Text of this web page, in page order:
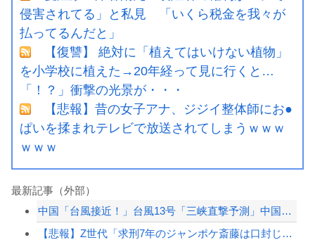
侵害されてる」と私見 「いくら税金を我々が
払ってるんだと」
【復讐】 絶対に「植えてはいけない植物」
を小学校に植えた→20年経って見に行くと…
「！？」衝撃の光景が・・・
【悲報】昔の女子アナ、ジジイ整体師にお●
ぱいを揉まれテレビで放送されてしまうｗｗｗ
ｗｗｗ
最新記事（外部）
中国「台風接近！」台風13号「三峡直撃予測」中国「上流大洪水！（三峡上流」中国都...
【悲報】Z世代「求刑7年のジャンポケ斎藤は口封じに被害者殺した方が量刑軽かっただ...